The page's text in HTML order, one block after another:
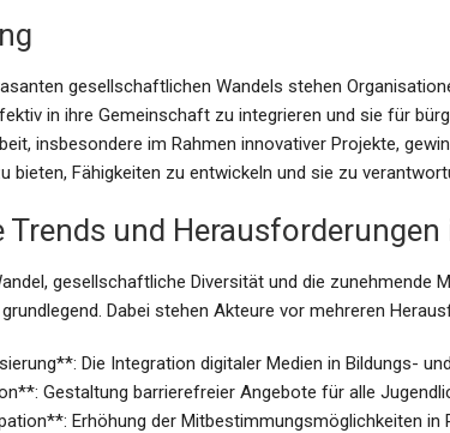
gesellschaftlichen Wandels stehen
in ihre Gemeinschaft zu integrieren und sie für
insbesondere im Rahmen innovativer Projekte,
bieten, Fähigkeiten zu entwickeln und sie zu
Trends und
gesellschaftliche Diversität und die zunehmende
Dabei stehen Akteure vor mehreren
Die Integration digitaler Medien in Bildungs-
Gestaltung barrierefreier Angebote für alle
Erhöhung der Mitbestimmungsmöglichkeiten in